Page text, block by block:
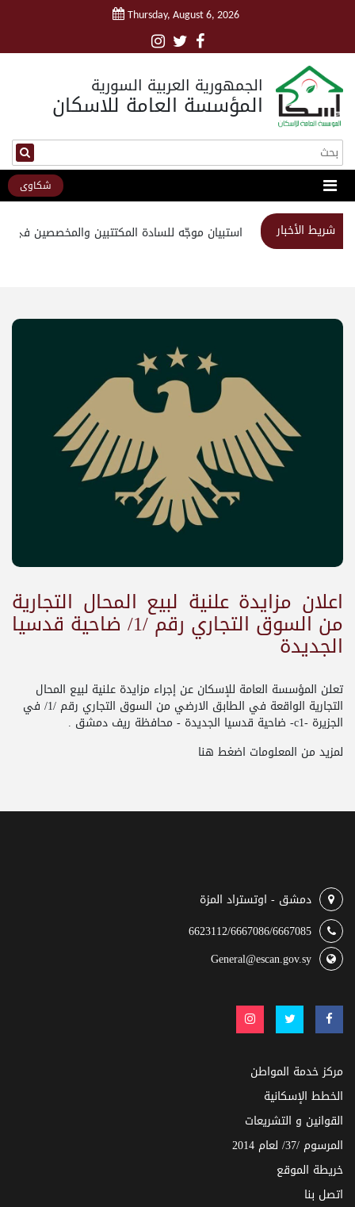
Thursday, August 6, 2026
الجمهورية العربية السورية
المؤسسة العامة للاسكان
شكاوى
شريط الأخبار استبيان موجّه للسادة المكتتبين والمخصصين في
اعلان مزايدة علنية لبيع المحال التجارية
من السوق التجاري رقم /1/ ضاحية قدسيا
الجديدة
تعلن المؤسسة العامة للإسكان عن إجراء مزايدة علنية لبيع المحال
التجارية الواقعة في الطابق الارضي من السوق التجاري رقم /1/ في
الجزيرة -c1- ضاحية قدسيا الجديدة - محافظة ريف دمشق .
لمزيد من المعلومات اضغط هنا
دمشق - اوتستراد المزة
6623112/6667086/6667085
General@escan.gov.sy
مركز خدمة المواطن
الخطط الإسكانية
القوانين و التشريعات
المرسوم /37/ لعام 2014
خريطة الموقع
اتصل بنا